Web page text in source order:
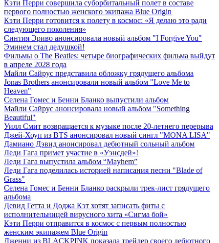
Кэти Перри совершила суборбитальный полет в составе
первого полностью женского экипажа Blue Origin
Кэти Перри готовится к полету в космос: «Я делаю это ради
следующего поколения»
Синтия Эриво анонсировала новый альбом "I Forgive You"
Эминем стал дедушкой!
Фильмы о The Beatles: четыре биографических фильма выйдут
в апреле 2028 года
Майли Сайрус представила обложку грядущего альбома
Jonas Brothers анонсировали новый альбом "Love Me to
Heaven"
Селена Гомес и Бенни Бланко выпустили альбом
Майли Сайрус анонсировала новый альбом "Something
Beautiful"
Уилл Смит возвращается к музыке после 20-летнего перерыва
Джей-Хоуп из BTS анонсировал новый сингл "MONA LISA"
Дамиано Дэвид анонсировал дебютный сольный альбом
Леди Гага примет участие в «Уэнсдей»!
Леди Гага выпустила альбом “Mayhem”
Леди Гага поделилась историей написания песни "Blade of
Grass"
Селена Гомес и Бенни Бланко раскрыли трек-лист грядущего
альбома
Девид Гетта и Доджа Кэт хотят записать фиты с
исполнительницей вирусного хита «Сигма бой»
Кэти Перри отправится в космос с первым полностью
женским экипажем Blue Origin
Дженни из BLACKPINK показала трейлер своего дебютного